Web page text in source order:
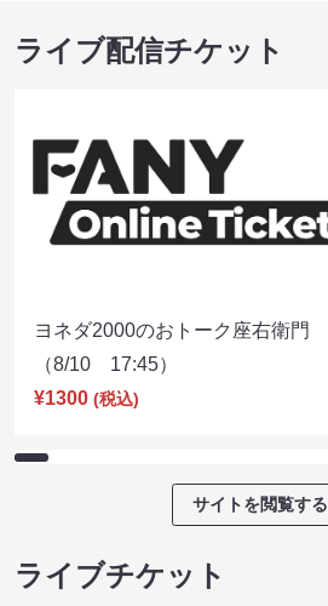
ライブ配信チケット
ヨネダ2000のおトーク座右衛門
（8/10 17:45）
¥1300 (税込)
サイトを閲覧する
ライブチケット